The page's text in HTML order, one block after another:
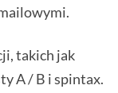
takich jak
A / B i spintax.